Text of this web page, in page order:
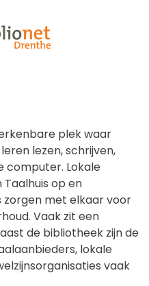
plek waar
lezen, schrijven,
computer. Lokale
op en
zorgen met elkaar voor
Vaak zit een
de bibliotheek zijn de
lokale
vaak